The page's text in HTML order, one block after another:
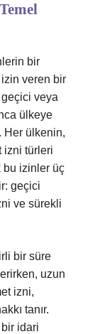
bir
veren bir
veya
ülkeye
Her ülkenin,
izni türleri
bu izinler üç
geçici
ve sürekli
bir süre
uzun
izni,
tanır.
idari